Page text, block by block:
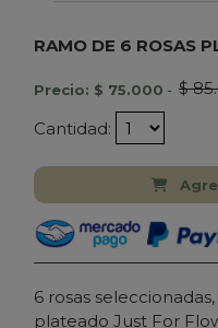
RAMO DE 6 ROSAS
Precio: $ 75.000 - $
Cantidad:
6 rosas
plateado Just For